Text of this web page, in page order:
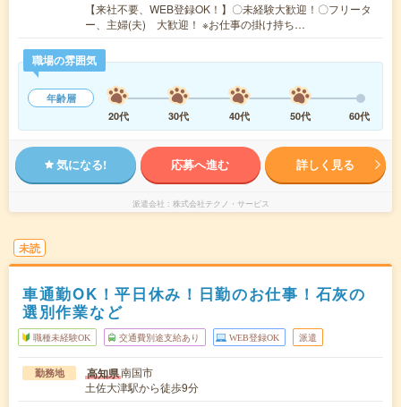
【来社不要、WEB登録OK！】〇未経験大歓迎！〇フリータ
ー、主婦(夫) 大歓迎！ ※お仕事の掛け持ち…
職場の雰囲気
年齢層
20代
30代 40代 50代 60代
気になる! 応募へ進む 詳しく見る
派遣会社 株式会社テクノ・サービス
未読
車通勤OK！平日休み！日勤のお仕事！石灰の
選別作業など
職種未経験OK 交通費別途支給あり WEB登録OK 派遣
勤務地 高知県南国市
土佐大津駅から徒歩9分